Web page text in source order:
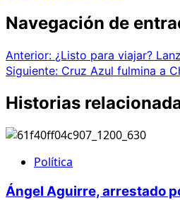
Navegación de
Anterior: ¿Listo para viajar?
Siguiente: Cruz Azul fulmina a
Historias
Política
Ángel Aguirre, arrestado